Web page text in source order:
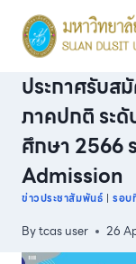
content
ประกาศรับส
ภาคปกติ ระ
ศึกษา 2566
Admission
ข่าวประชาสัมพันธ์ | รอบ
Bytcas user 26